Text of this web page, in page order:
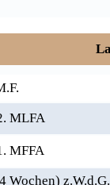
MLFA
MFFA
Wochen) z.W.d.G.